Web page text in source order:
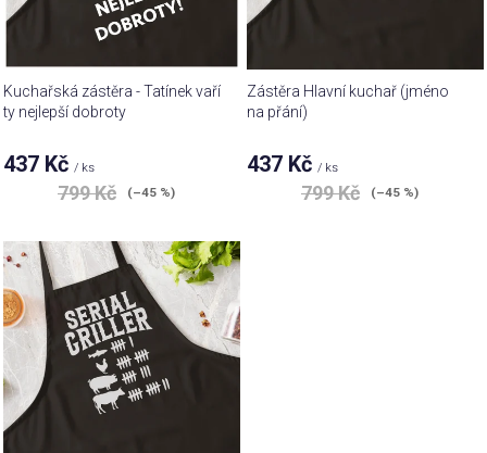
ů
o
d
u
k
ů
Kuchařská zástěra - Tatínek vaří
ty nejlepší dobroty
437 Kč/ ks
799 Kč (–45 %)
Zástěra Hlavní kuchař (jméno
na přání)
437 Kč/ ks
799 Kč (–45 %)